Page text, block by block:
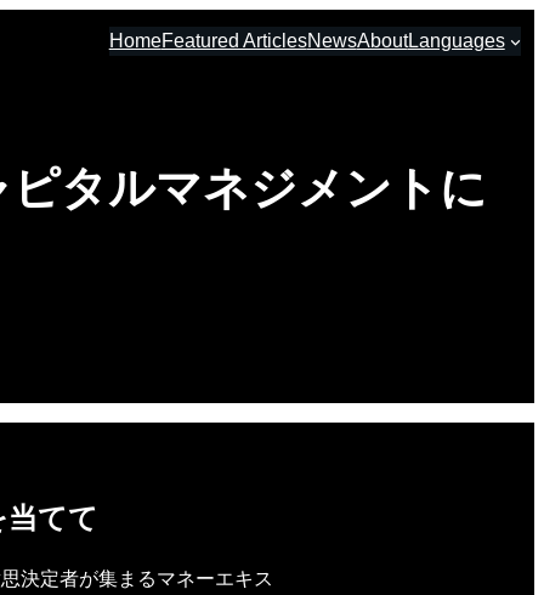
HomeFeatured ArticlesNewsAboutLanguages
タルマネジメントに
てて
決定者が集まるマネーエキス